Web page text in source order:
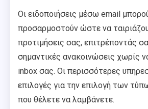
Οι ειδοποιήσεις μέσω email
προσαρμοστούν ώστε να
προτιμήσεις σας, επιτρέποντάς
σημαντικές ανακοινώσεις χωρίς
inbox σας. Οι περισσότερες
επιλογές για την επιλογή των
που θέλετε να λαμβάνετε.